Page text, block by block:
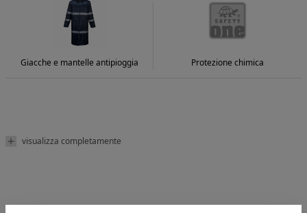
Giacche e mantelle antipioggia Protezione chimica
visualizza completamente